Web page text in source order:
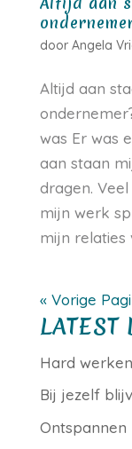
door Angela
Altijd aan
was Er was
aan staan
dragen.
mijn werk
mijn relaties
« Vorige
LATEST
Hard
Bij jezelf
Ontspannen